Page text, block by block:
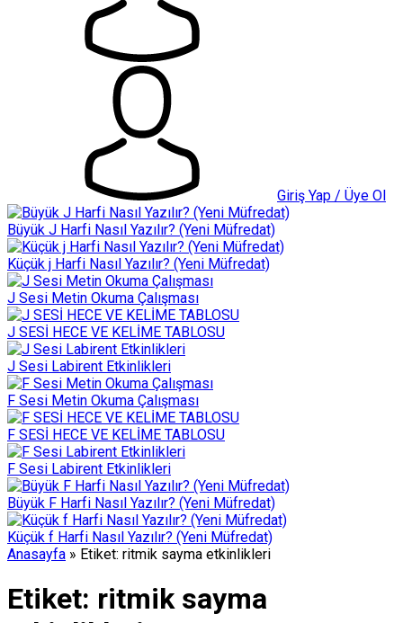
Giriş Yap / Üye Ol
Büyük J Harfi Nasıl Yazılır? (Yeni Müfredat)
Küçük j Harfi Nasıl Yazılır? (Yeni Müfredat)
J Sesi Metin Okuma Çalışması
J SESİ HECE VE KELİME TABLOSU
J Sesi Labirent Etkinlikleri
F Sesi Metin Okuma Çalışması
F SESİ HECE VE KELİME TABLOSU
F Sesi Labirent Etkinlikleri
Büyük F Harfi Nasıl Yazılır? (Yeni Müfredat)
Küçük f Harfi Nasıl Yazılır? (Yeni Müfredat)
Anasayfa » Etiket: ritmik sayma etkinlikleri
Etiket: ritmik sayma